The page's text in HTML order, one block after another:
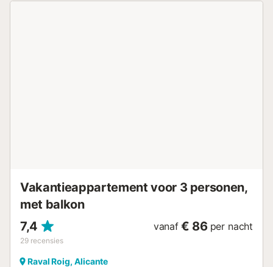
Vakantieappartement voor 3 personen,
met balkon
7,4
29 recensies
vanaf € 86 per nacht
Raval Roig, Alicante